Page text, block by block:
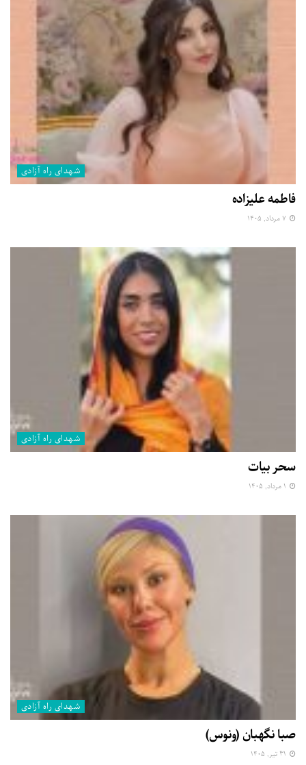
شهدای راه آزادی
فاطمه علیزاده
۷ مرداد, ۱۴۰۵
شهدای راه آزادی
سحر بیات
۱ مرداد, ۱۴۰۵
شهدای راه آزادی
صبا نگهبان (ونوس)
۳۱ تیر, ۱۴۰۵